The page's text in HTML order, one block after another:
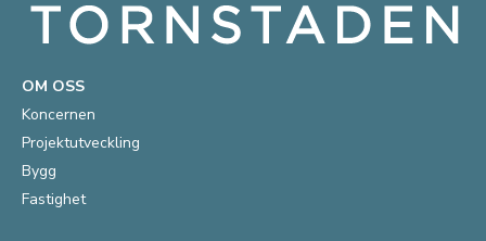
OM OSS
Koncernen
Projektutveckling
Bygg
Fastighet